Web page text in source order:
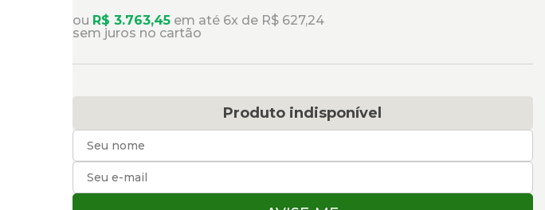
ou R$ 3.763,45em até 6x de R$ 627,24
sem juros no cartão
Produto indisponível